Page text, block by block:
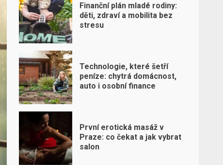
Finanční plán mladé rodiny:
děti, zdraví a mobilita bez
stresu
Technologie, které šetří
peníze: chytrá domácnost,
auto i osobní finance
První erotická masáž v
Praze: co čekat a jak vybrat
salon